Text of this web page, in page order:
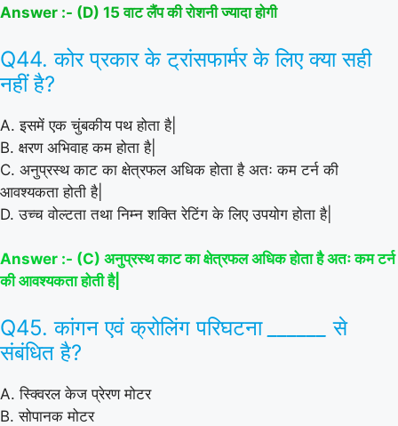
Answer :- (D) 15 वाट लैंप की रोशनी ज्यादा होगी
Q44. कोर प्रकार के ट्रांसफार्मर के लिए क्या सही
नहीं है?
A. इसमें एक चुंबकीय पथ होता है|
B. क्षरण अभिवाह कम होता है|
C. अनुप्रस्थ काट का क्षेत्रफल अधिक होता है अतः कम टर्न की
आवश्यकता होती है|
D. उच्च वोल्टता तथा निम्न शक्ति रेटिंग के लिए उपयोग होता है|
Answer :- (C) अनुप्रस्थ काट का क्षेत्रफल अधिक होता है अतः कम टर्न
की आवश्यकता होती है|
Q45. कांगन एवं क्रोलिंग परिघटना
से
संबंधित है?
A. स्क्विरल केज प्रेरण मोटर
B. सोपानक मोटर